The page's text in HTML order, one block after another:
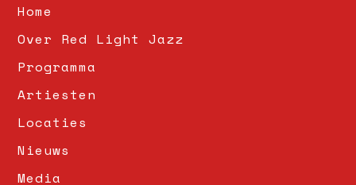
Home
Over Red Light Jazz
Programma
Artiesten
Locaties
Nieuws
Media